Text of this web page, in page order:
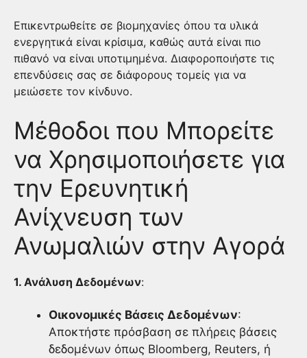
Επικεντρωθείτε σε βιομηχανίες όπου τα υλικά
ενεργητικά είναι κρίσιμα, καθώς αυτά είναι πιο
πιθανό να είναι υποτιμημένα. Διαφοροποιήστε τις
επενδύσεις σας σε διάφορους τομείς για να
μειώσετε τον κίνδυνο.
Μέθοδοι που Μπορείτε
να Χρησιμοποιήσετε για
την Ερευνητική
Ανίχνευση των
Ανωμαλιών στην Αγορά
1. Ανάλυση Δεδομένων:
Οικονομικές Βάσεις Δεδομένων:
Αποκτήστε πρόσβαση σε πλήρεις βάσεις
δεδομένων όπως Bloomberg, Reuters, ή